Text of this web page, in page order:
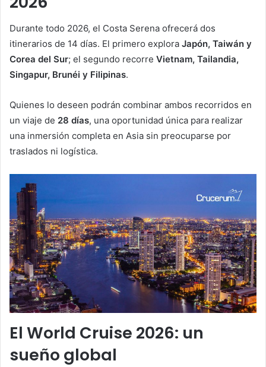
Durante todo 2026, el Costa Serena ofrecerá dos
itinerarios de 14 días. El primero explora Japón, Taiwán y
Corea del Sur; el segundo recorre Vietnam, Tailandia,
Singapur, Brunéi y Filipinas.
Quienes lo deseen podrán combinar ambos recorridos en
un viaje de 28 días, una oportunidad única para realizar
una inmersión completa en Asia sin preocuparse por
traslados ni logística.
El World Cruise 2026: un
sueño global